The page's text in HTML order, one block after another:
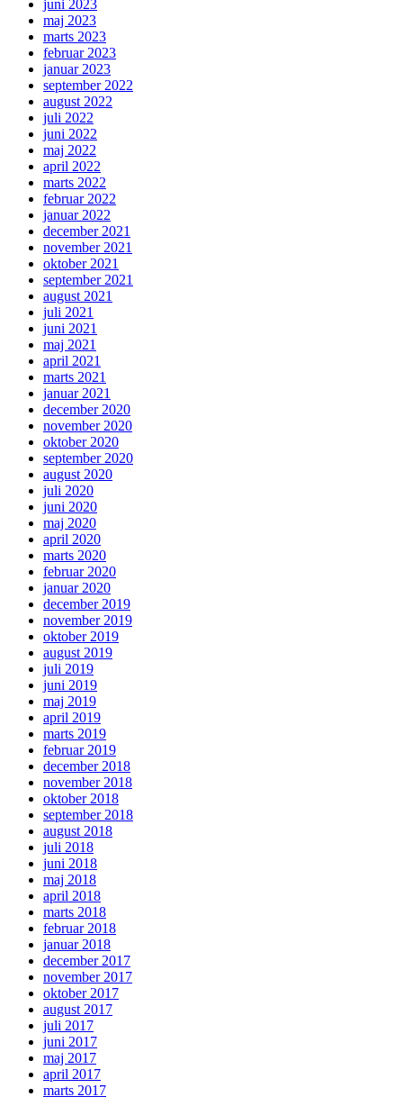
juni 2023
maj 2023
marts 2023
februar 2023
januar 2023
september 2022
august 2022
juli 2022
juni 2022
maj 2022
april 2022
marts 2022
februar 2022
januar 2022
december 2021
november 2021
oktober 2021
september 2021
august 2021
juli 2021
juni 2021
maj 2021
april 2021
marts 2021
januar 2021
december 2020
november 2020
oktober 2020
september 2020
august 2020
juli 2020
juni 2020
maj 2020
april 2020
marts 2020
februar 2020
januar 2020
december 2019
november 2019
oktober 2019
august 2019
juli 2019
juni 2019
maj 2019
april 2019
marts 2019
februar 2019
december 2018
november 2018
oktober 2018
september 2018
august 2018
juli 2018
juni 2018
maj 2018
april 2018
marts 2018
februar 2018
januar 2018
december 2017
november 2017
oktober 2017
august 2017
juli 2017
juni 2017
maj 2017
april 2017
marts 2017